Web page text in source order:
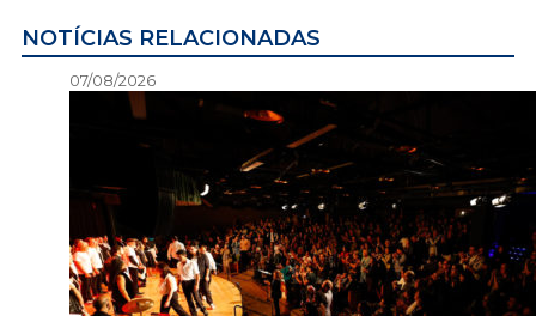
NOTÍCIAS RELACIONADAS
07/08/2026